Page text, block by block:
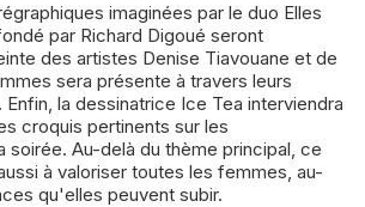
imaginées par le duo Elles
par Richard Digoué seront
des artistes Denise Tiavouane et de
sera présente à travers leurs
la dessinatrice Ice Tea interviendra
croquis pertinents sur les
soirée. Au-delà du thème principal, ce
à valoriser toutes les femmes, au-
qu'elles peuvent subir.